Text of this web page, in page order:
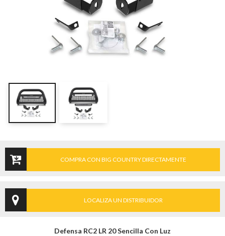
COMPRA CON BIG COUNTRY DIRECTAMENTE
LOCALIZA UN DISTRIBUIDOR
Defensa RC2 LR 20 Sencilla Con Luz